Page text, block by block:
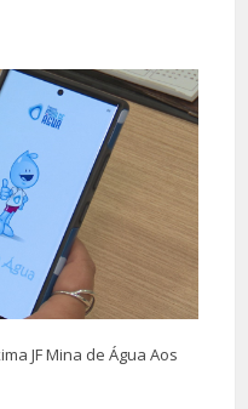
JF Mina de Água Aos